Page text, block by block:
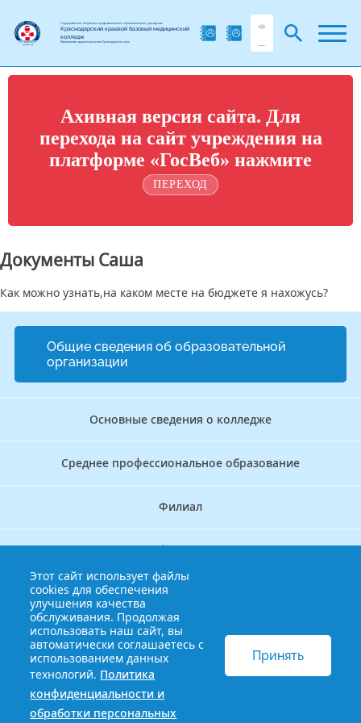
Государственное бюджетное профессиональное образовательное учреждение
Краснодарский краевой базовый медицинский
колледж
Министерства здравоохранения Краснодарского края
Ахивная версия сайта. Для
перехода на сайт учреждения на
платформе «ГосВеб» нажмите
ПЕРЕХОД
Документы Саша
Как можно узнать,на каком месте на бюджете я нахожусь?
Общие сведения об образовательной
организации
Основные сведения о колледже
Среднее профессиональное образование
Филиал
Дополнительное профессиональное образование
Аккредитационно — симуляционный центр
Бережливый колледж
© 2013-2021 Краснодарский краевой базовый медицинский
колледж
Политика конфиденциальности и обработки
персональных данных
Этот сайт использует файлы
cookies для обеспечения
улучшения качества
обслуживания. Продолжая
использовать наш сайт, вы
автоматически соглашаетесь с
использованием данных
технологий. Политика
конфиденциальности и
обработки персональных
Принять